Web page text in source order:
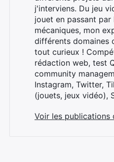
j'interviens. Du jeu
jouet en passant
mécaniques, mon
différents domaines
tout curieux !
rédaction web, test
community
Instagram, Twitter,
(jouets, jeux vidéo),
Voir les publications